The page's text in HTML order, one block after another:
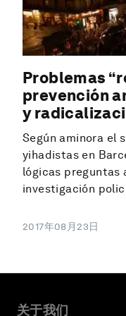
Problemas
prevención
y
Según aminora el
yihadistas en
lógicas preguntas
investigación
2017年08月23日
关于我们